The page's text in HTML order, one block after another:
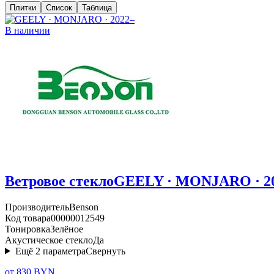
Плитки Список Таблица
В наличии
Ветровое стеклоGEELY · MONJARO ·
ПроизводительBenson
Код товара00000012549
ТонировкаЗелёное
Акустическое стеклоДа
Ещё 2 параметраСвернуть
от 830 BYN